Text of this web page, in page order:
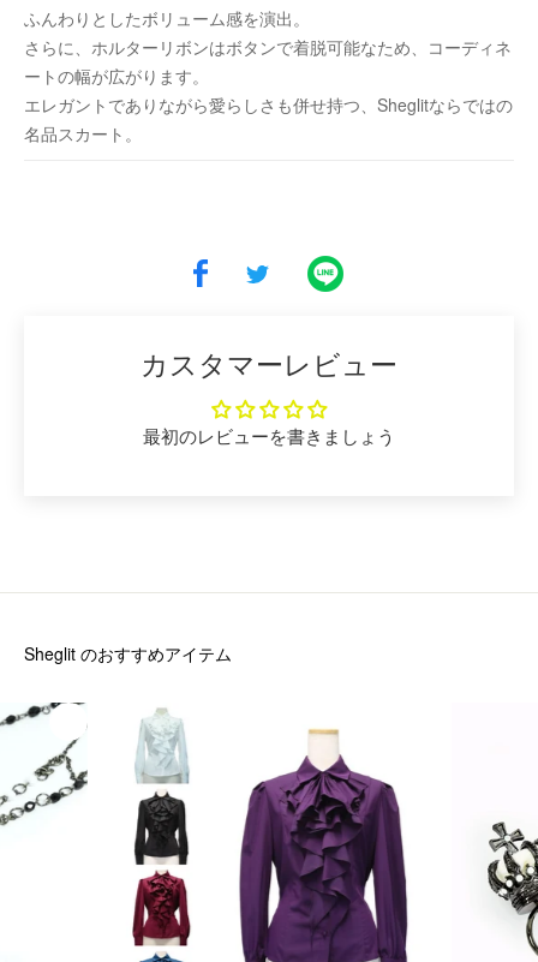
ふんわりとしたボリューム感を演出。
さらに、ホルターリボンはボタンで着脱可能なため、コーディネ
ートの幅が広がります。
エレガントでありながら愛らしさも併せ持つ、Sheglitならではの
名品スカート。
カスタマーレビュー
最初のレビューを書きましょう
Sheglit のおすすめアイテム